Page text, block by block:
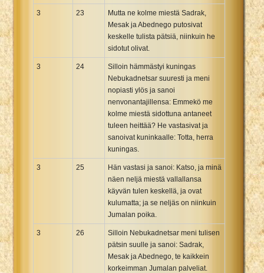
3 23
Mutta ne kolme miestä Sadrak,
Mesak ja Abednego putosivat
keskelle tulista pätsiä, niinkuin he
sidotut olivat.
3 24
Silloin hämmästyi kuningas
Nebukadnetsar suuresti ja meni
nopiasti ylös ja sanoi
nenvonantajillensa: Emmekö me
kolme miestä sidottuna antaneet
tuleen heittää? He vastasivat ja
sanoivat kuninkaalle: Totta, herra
kuningas.
3 25
Hän vastasi ja sanoi: Katso, ja minä
näen neljä miestä vallallansa
käyvän tulen keskellä, ja ovat
kulumatta; ja se neljäs on niinkuin
Jumalan poika.
3 26
Silloin Nebukadnetsar meni tulisen
pätsin suulle ja sanoi: Sadrak,
Mesak ja Abednego, te kaikkein
korkeimman Jumalan palveliat.